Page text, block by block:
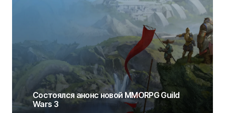
Состоялся анонс новой MMORPG Guild
Wars 3